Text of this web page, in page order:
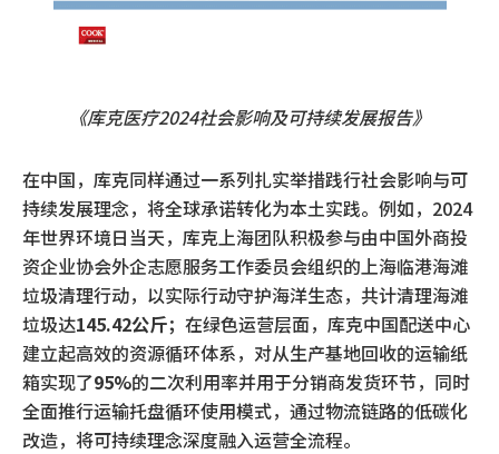
《库克医疗2024社会影响及可持续发展报告》
在中国，库克同样通过一系列扎实举措践行社会影响与可
持续发展理念，将全球承诺转化为本土实践。例如，2024
年世界环境日当天，库克上海团队积极参与由中国外商投
资企业协会外企志愿服务工作委员会组织的上海临港海滩
垃圾清理行动，以实际行动守护海洋生态，共计清理海滩
垃圾达145.42公斤；在绿色运营层面，库克中国配送中心
建立起高效的资源循环体系，对从生产基地回收的运输纸
箱实现了95%的二次利用率并用于分销商发货环节，同时
全面推行运输托盘循环使用模式，通过物流链路的低碳化
改造，将可持续理念深度融入运营全流程。